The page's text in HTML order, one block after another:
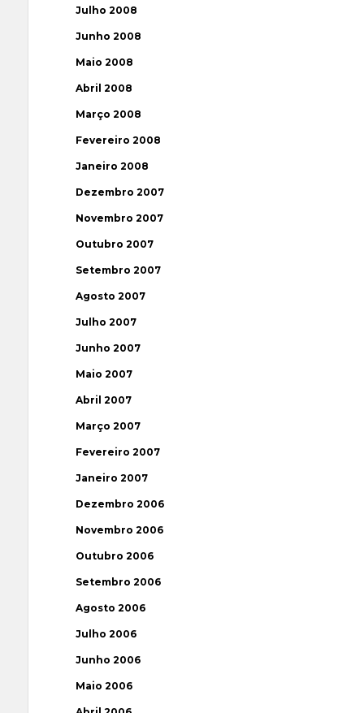
Julho 2008
Junho 2008
Maio 2008
Abril 2008
Março 2008
Fevereiro 2008
Janeiro 2008
Dezembro 2007
Novembro 2007
Outubro 2007
Setembro 2007
Agosto 2007
Julho 2007
Junho 2007
Maio 2007
Abril 2007
Março 2007
Fevereiro 2007
Janeiro 2007
Dezembro 2006
Novembro 2006
Outubro 2006
Setembro 2006
Agosto 2006
Julho 2006
Junho 2006
Maio 2006